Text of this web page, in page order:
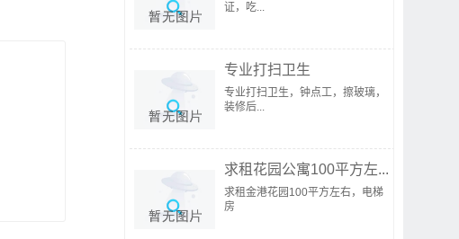
证，吃...
专业打扫卫生
专业打扫卫生，钟点工，擦玻璃，
装修后...
求租花园公寓100平方左...
求租金港花园100平方左右，电梯
房